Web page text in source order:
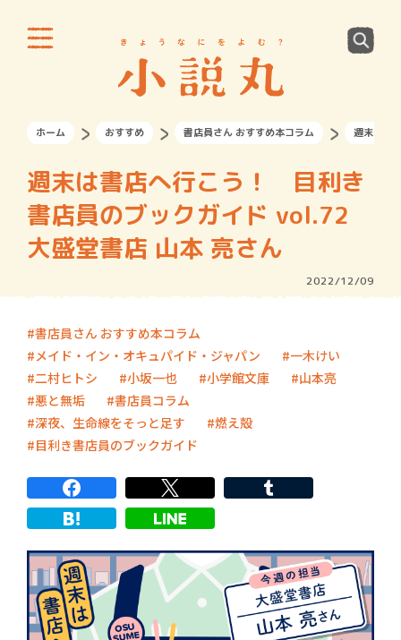
ホーム おすすめ 書店員さん おすすめ本コラム 週末は書
週末は書店へ行こう！ 目利き
書店員のブックガイド vol.72
大盛堂書店 山本 亮さん
2022/12/09
書店員さん おすすめ本コラム
メイド・イン・オキュパイド・ジャパン
一木けい
二村ヒトシ
小坂一也 小学館文庫
山本亮
悪と無垢
書店員コラム
深夜、生命線をそっと足す
燃え殻
目利き書店員のブックガイド